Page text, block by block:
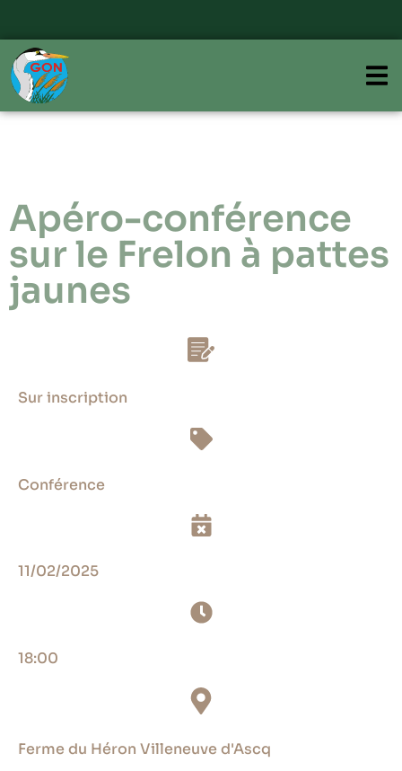
Apéro-conférence
sur le Frelon à pattes
jaunes
Sur inscription
Conférence
11/02/2025
18:00
Ferme du Héron Villeneuve d'Ascq